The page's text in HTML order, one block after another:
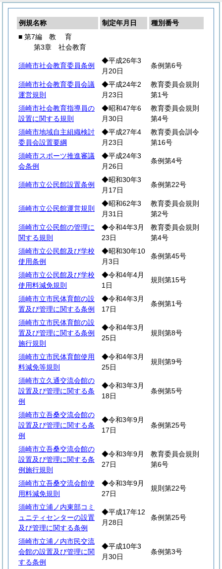
例規名称 制定年月日
種別番号
■ 第7編 教 育
第3章 社会教育
須崎市社会教育委員条例
◆平成26年3
月20日
条例第6号
須崎市社会教育委員会議
運営規則
◆平成24年2
月23日
教育委員会規則
第1号
須崎市社会教育指導員の
設置に関する規則
◆昭和47年6
月30日
教育委員会規則
第4号
須崎市地域自主組織検討
委員会設置要綱
◆平成27年4
月23日
教育委員会訓令
第16号
須崎市スポーツ推進審議
会条例
◆平成24年3
月26日
条例第4号
須崎市立公民館設置条例
◆昭和30年3
月17日
条例第22号
須崎市立公民館運営規則
◆昭和62年3
月31日
教育委員会規則
第2号
須崎市立公民館の管理に
関する規則
◆令和4年3月
23日
教育委員会規則
第4号
須崎市立公民館及び学校
使用条例
◆昭和30年10
月3日
条例第45号
須崎市立公民館及び学校
使用料減免規則
◆令和4年4月
1日
規則第15号
須崎市立市民体育館の設
置及び管理に関する条例
◆令和4年3月
17日
条例第1号
須崎市立市民体育館の設
置及び管理に関する条例
施行規則
◆令和4年3月
25日
規則第8号
須崎市立市民体育館使用
料減免等規則
◆令和4年3月
25日
規則第9号
須崎市立久通交流会館の
設置及び管理に関する条
例
◆令和3年3月
18日
条例第5号
須崎市立吾桑交流会館の
設置及び管理に関する条
例
◆令和3年9月
17日
条例第25号
須崎市立吾桑交流会館の
設置及び管理に関する条
例施行規則
◆令和3年9月
27日
教育委員会規則
第6号
須崎市立吾桑交流会館使
用料減免規則
◆令和3年9月
27日
規則第22号
須崎市立浦ノ内東部コミ
ュニティセンターの設置
及び管理に関する条例
◆平成17年12
月28日
条例第25号
須崎市立浦ノ内市民交流
会館の設置及び管理に関
する条例
◆平成10年3
月30日
条例第3号